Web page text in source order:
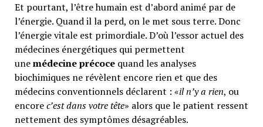
Et pourtant, l’être humain est d’abord animé par de
l’énergie. Quand il la perd, on le met sous terre. Donc
l’énergie vitale est primordiale. D’où l’essor actuel des
médecines énergétiques qui permettent
unemédecine précoce quand les analyses
biochimiques ne révèlent encore rien et que des
médecins conventionnels déclarent : «il n’y a rien, ou
encorec’est dans votre tête» alors que le patient ressent
nettement des symptômes désagréables.